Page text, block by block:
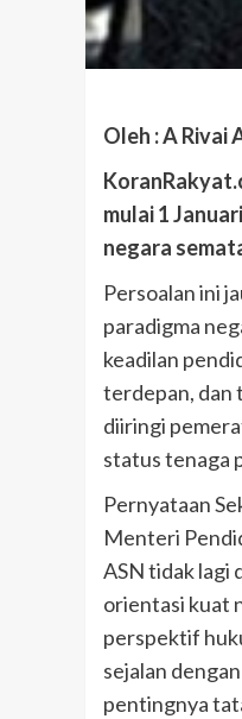
Oleh : A Rivai
mulai 1
negara
Persoalan ini
paradigma
keadilan
terdepan, dan
diiringi
status tenaga
Pernyataan
Menteri
ASN tidak lagi
orientasi kuat
perspektif
sejalan
pentingnya